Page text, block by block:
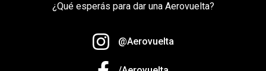
¿Qué esperás para dar una Aerovuelta?
@Aerovuelta